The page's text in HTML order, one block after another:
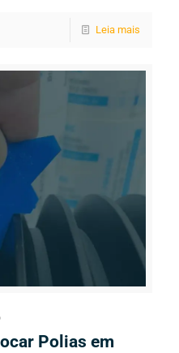
Leia mais
Polias em